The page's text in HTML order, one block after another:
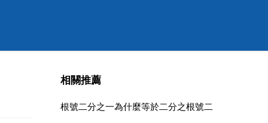
相關推薦
根號二分之一為什麼等於二分之根號二